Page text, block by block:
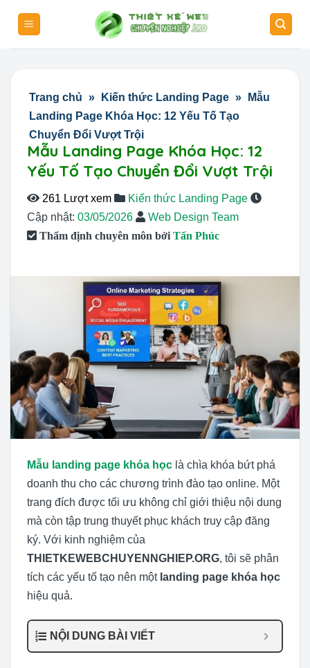
content
Trang chủ » Kiến thức Landing Page »
Mẫu
Landing Page Khóa Học: 12 Yếu Tố Tạo
Chuyển Đổi Vượt Trội
Mẫu Landing Page Khóa Học: 12
Yếu Tố Tạo Chuyển Đổi Vượt Trội
261 Lượt xem
Kiến thức Landing Page
Cập nhật: 03/05/2026 Web Design Team
Thẩm định chuyên môn bởi Tấn Phúc
Mẫu landing page khóa học là chìa khóa bứt phá
doanh thu cho các chương trình đào tạo online. Một
trang đích được tối ưu không chỉ giới thiệu nội dung
mà còn tập trung thuyết phục khách truy cập đăng
ký. Với kinh nghiệm của
THIETKEWEBCHUYENNGHIEP.ORG, tôi sẽ phân
tích các yếu tố tạo nên một landing page khóa học
hiệu quả.
NỘI DUNG BÀI VIẾT